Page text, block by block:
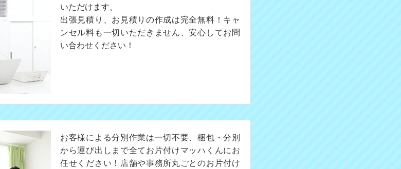
いただけます。
出張見積り、お見積りの作成は完全無料！キャ
ンセル料も一切いただきません、安心してお問
い合わせください！
お客様による分別作業は一切不要、梱包・分別
から運び出しまで全てお片付けマッハくんにお
任せください！店舗や事務所丸ごとのお片付け